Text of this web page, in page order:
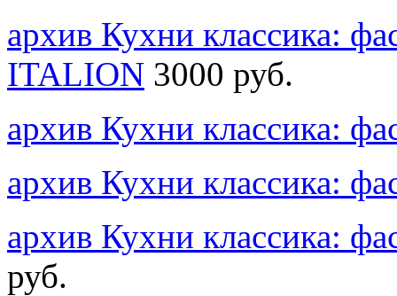
архив Кухни классика:
ITALION 3000 руб.
архив Кухни классика:
архив Кухни классика:
архив Кухни классика:
руб.